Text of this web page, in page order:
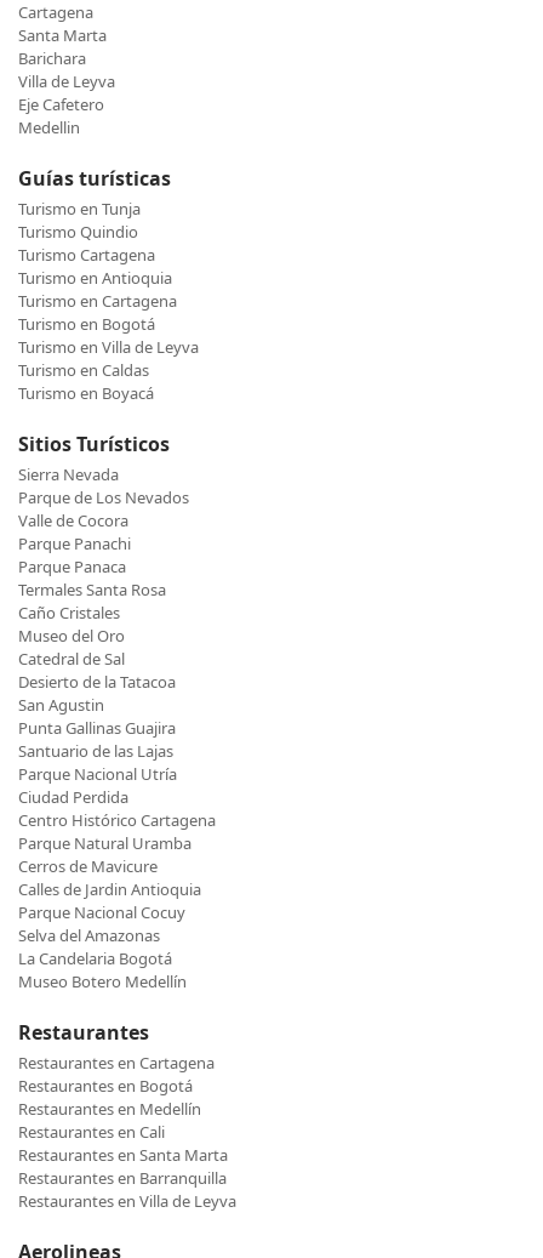
Cartagena
Santa Marta
Barichara
Villa de Leyva
Eje Cafetero
Medellin
Guías turísticas
Turismo en Tunja
Turismo Quindio
Turismo Cartagena
Turismo en Antioquia
Turismo en Cartagena
Turismo en Bogotá
Turismo en Villa de Leyva
Turismo en Caldas
Turismo en Boyacá
Sitios Turísticos
Sierra Nevada
Parque de Los Nevados
Valle de Cocora
Parque Panachi
Parque Panaca
Termales Santa Rosa
Caño Cristales
Museo del Oro
Catedral de Sal
Desierto de la Tatacoa
San Agustin
Punta Gallinas Guajira
Santuario de las Lajas
Parque Nacional Utría
Ciudad Perdida
Centro Histórico Cartagena
Parque Natural Uramba
Cerros de Mavicure
Calles de Jardin Antioquia
Parque Nacional Cocuy
Selva del Amazonas
La Candelaria Bogotá
Museo Botero Medellín
Restaurantes
Restaurantes en Cartagena
Restaurantes en Bogotá
Restaurantes en Medellín
Restaurantes en Cali
Restaurantes en Santa Marta
Restaurantes en Barranquilla
Restaurantes en Villa de Leyva
Aerolineas